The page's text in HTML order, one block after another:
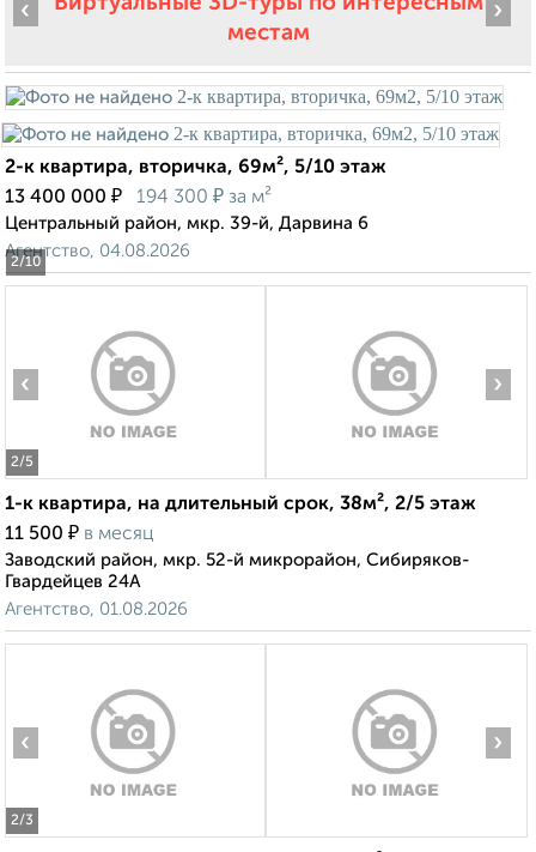
местам
2/10
‹ ›
2-к квартира, вторичка, 69м², 5/10 этаж
13 400 000 ₽ 194 300 ₽ за м²
Центральный район, мкр. 39-й, Дарвина 6
Агентство, 04.08.2026
2/5
‹ ›
1-к квартира, на длительный срок, 38м², 2/5 этаж
11 500 ₽ в месяц
Заводский район, мкр. 52-й микрорайон, Сибиряков-
Гвардейцев 24А
Агентство, 01.08.2026
2/3
‹ ›